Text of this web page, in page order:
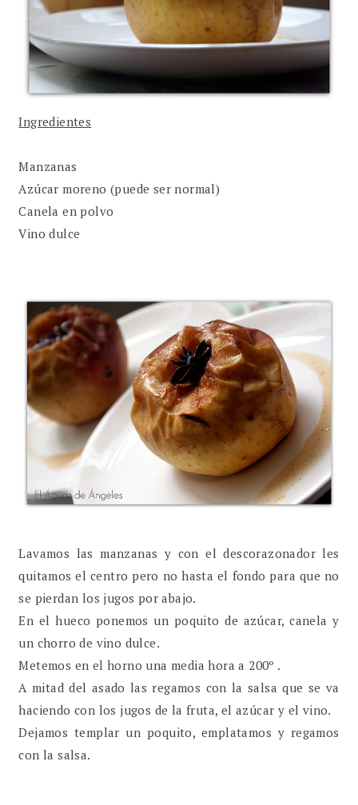
Ingredientes
Manzanas
Azúcar moreno (puede ser normal)
Canela en polvo
Vino dulce
Lavamos las manzanas y con el descorazonador les
quitamos el centro pero no hasta el fondo para que no
se pierdan los jugos por abajo.
En el hueco ponemos un poquito de azúcar, canela y
un chorro de vino dulce.
Metemos en el horno una media hora a 200º .
A mitad del asado las regamos con la salsa que se va
haciendo con los jugos de la fruta, el azúcar y el vino.
Dejamos templar un poquito, emplatamos y regamos
con la salsa.